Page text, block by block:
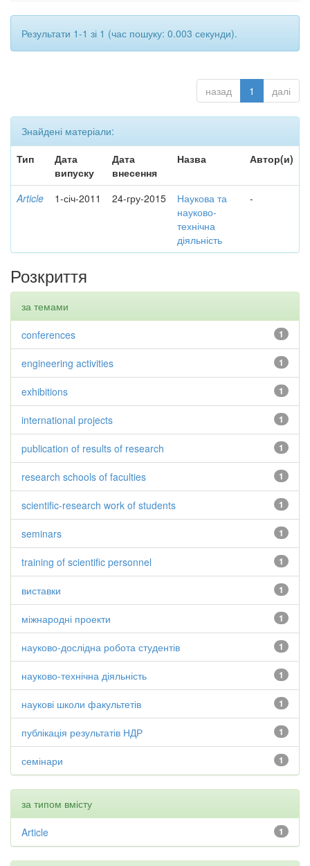
Результати 1-1 зі 1 (час пошуку: 0.003 секунди).
назад 1 далі
Знайдені матеріали:
Тип
Дата
випуску
Дата
внесення
Назва Автор(и)
Article 1-січ-2011 24-гру-2015
Наукова та
науково-
технічна
діяльність
-
Розкриття
за темами
1
conferences
1
engineering activities
1
exhibitions
1
international projects
1
publication of results of research
1
research schools of faculties
1
scientific-research work of students
1
seminars
1
training of scientific personnel
1
виставки
1
міжнародні проекти
1
науково-дослідна робота студентів
1
науково-технічна діяльність
1
наукові школи факультетів
1
публікація результатів НДР
1
семінари
за типом вмісту
1
Article